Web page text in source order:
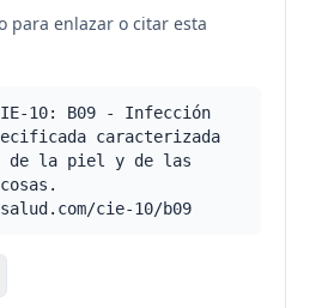
para enlazar o citar esta
10: B09 - Infección
caracterizada
de la piel y de las
cie-10/b09